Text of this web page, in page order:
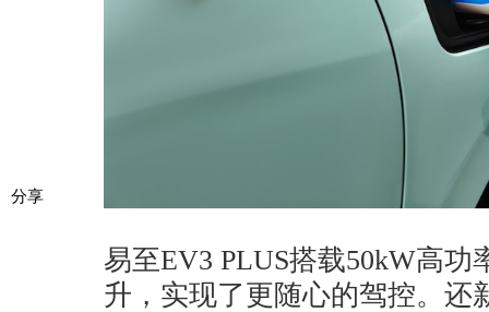
分享
易至EV3 PLUS搭载50kW高功
升，实现了更随心的驾控。还